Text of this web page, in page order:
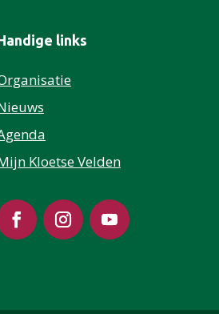
links
Kloetse Velden